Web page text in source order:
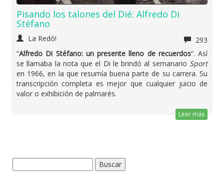
Pisando los talones del Dié: Alfredo Di
Stéfano
La Redó!
293
“Alfredo Di Stéfano: un presente lleno de recuerdos“. Así
se llamaba la nota que el Di le brindó al semanario Sport
en 1966, en la que resumía buena parte de su carrera. Su
transcripción completa es mejor que cualquier juicio de
valor o exhibición de palmarés.
Leer más